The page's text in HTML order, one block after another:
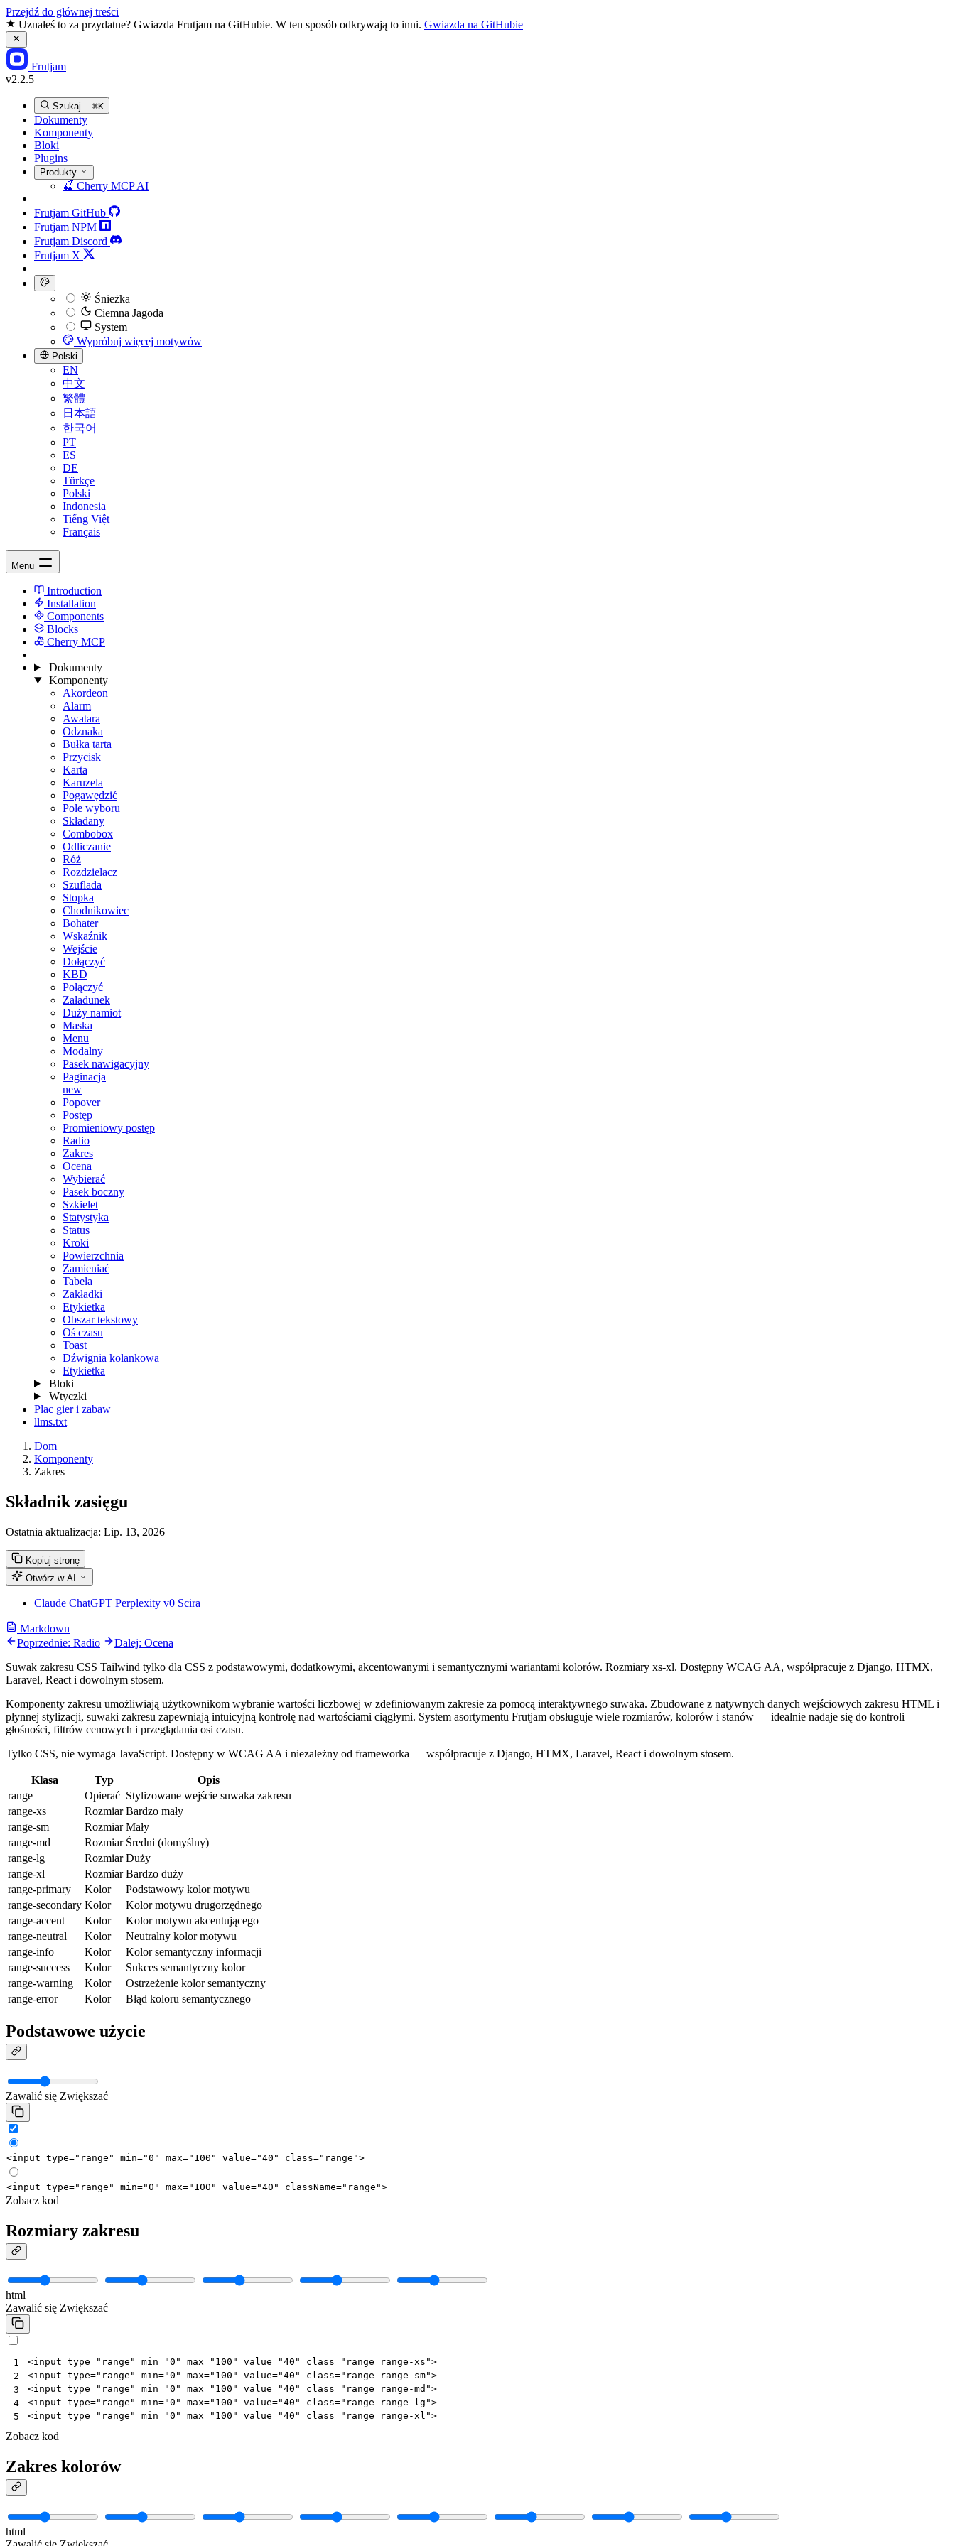
Przejdź do głównej treści
Uznałeś to za przydatne? Gwiazda Frutjam na GitHubie. W ten sposób odkrywają to inni. Gwiazda na GitHubie
Frutjam
v2.2.5
Szukaj... ⌘K
Dokumenty
Komponenty
Bloki
Plugins
Produkty
🍒 Cherry MCPAI
Frutjam GitHub
Frutjam NPM
Frutjam Discord
Frutjam X
Śnieżka
Ciemna Jagoda
System
Wypróbuj więcej motywów
Polski
EN
中文
繁體
日本語
한국어
PT
ES
DE
Türkçe
Polski
Indonesia
Tiếng Việt
Français
Menu
Introduction
Installation
Components
Blocks
Cherry MCP
Dokumenty
Komponenty
Akordeon
Alarm
Awatara
Odznaka
Bułka tarta
Przycisk
Karta
Karuzela
Pogawędzić
Pole wyboru
Składany
Combobox
Odliczanie
Róż
Rozdzielacz
Szuflada
Stopka
Chodnikowiec
Bohater
Wskaźnik
Wejście
Dołączyć
KBD
Połączyć
Załadunek
Duży namiot
Maska
Menu
Modalny
Pasek nawigacyjny
Paginacja
new
Popover
Postęp
Promieniowy postęp
Radio
Zakres
Ocena
Wybierać
Pasek boczny
Szkielet
Statystyka
Status
Kroki
Powierzchnia
Zamieniać
Tabela
Zakładki
Etykietka
Obszar tekstowy
Oś czasu
Toast
Dźwignia kolankowa
Etykietka
Bloki
Wtyczki
Plac gier i zabaw
llms.txt
Dom
Komponenty
Zakres
Składnik zasięgu
Ostatnia aktualizacja: Lip. 13, 2026
Kopiuj stronę
Otwórz w AI
Claude ChatGPT Perplexity v0 Scira
Markdown
Poprzednie: Radio
Dalej: Ocena
Suwak zakresu CSS Tailwind tylko dla CSS z podstawowymi, dodatkowymi, akcentowanymi i semantycznymi wariantami kolorów. Rozmiary xs-xl. Dostępny WCAG AA, współpracuje z Django, HTMX,
Laravel, React i dowolnym stosem.
Komponenty zakresu umożliwiają użytkownikom wybranie wartości liczbowej w zdefiniowanym zakresie za pomocą interaktywnego suwaka. Zbudowane z natywnych danych wejściowych zakresu HTML i
płynnej stylizacji, suwaki zakresu zapewniają intuicyjną kontrolę nad wartościami ciągłymi. System asortymentu Frutjam obsługuje wiele rozmiarów, kolorów i stanów — idealnie nadaje się do kontroli
głośności, filtrów cenowych i przeglądania osi czasu.
Tylko CSS, nie wymaga JavaScript. Dostępny w WCAG AA i niezależny od frameworka — współpracuje z Django, HTMX, Laravel, React i dowolnym stosem.
Klasa Typ
Opis
range
Opierać Stylizowane wejście suwaka zakresu
range-xs
Rozmiar Bardzo mały
range-sm
Rozmiar Mały
range-md
Rozmiar Średni (domyślny)
range-lg
Rozmiar Duży
range-xl
Rozmiar Bardzo duży
range-primary
Kolor
Podstawowy kolor motywu
range-secondary Kolor
Kolor motywu drugorzędnego
range-accent
Kolor
Kolor motywu akcentującego
range-neutral
Kolor
Neutralny kolor motywu
range-info
Kolor
Kolor semantyczny informacji
range-success
Kolor
Sukces semantyczny kolor
range-warning
Kolor
Ostrzeżenie kolor semantyczny
range-error
Kolor Błąd koloru semantycznego
Podstawowe użycie
Zawalić się Zwiększać
<input type="range" min="0" max="100" value="40" class="range">
<input type="range" min="0" max="100" value="40" className="range">
Zobacz kod
Rozmiary zakresu
html
Zawalić się Zwiększać
1
2
3
4
5
<input type="range" min="0" max="100" value="40" class="range range-xs">
<input type="range" min="0" max="100" value="40" class="range range-sm">
<input type="range" min="0" max="100" value="40" class="range range-md">
<input type="range" min="0" max="100" value="40" class="range range-lg">
<input type="range" min="0" max="100" value="40" class="range range-xl">
Zobacz kod
Zakres kolorów
html